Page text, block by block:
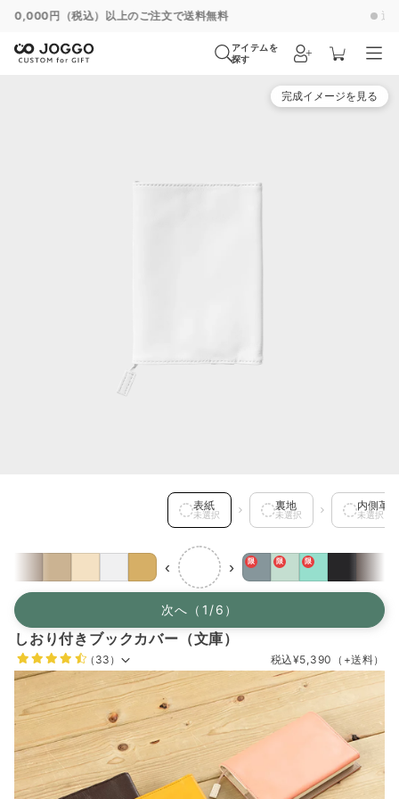
通常便 8/27 特急便 8/21
アイテムを
探す
完成イメージを見る
表紙
未選択
裏地
未選択
内側革
未選択
限 限 限
‹ ›
しおり付きブックカバー（文庫）
（33） 税込¥5,390 （+送料）
次へ（1/6）